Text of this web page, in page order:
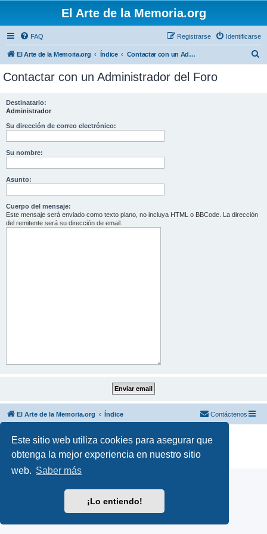
Este sitio web utiliza cookies para asegurar que
obtenga la mejor experiencia en nuestro sitio
web. Saber más
¡Lo entiendo!
El Arte de la Memoria.org
FAQ Identificarse
Registrarse
El Arte de la Memoria.org Índice Contactar con un Administrador del Foro
Contactar con un Administrador del Foro
Destinatario:
Administrador
Su dirección de correo electrónico:
Su nombre:
Asunto:
Cuerpo del mensaje:
Este mensaje será enviado como texto plano, no incluya HTML o BBCode. La dirección
del remitente será su dirección de email.
El Arte de la Memoria.org Índice Contáctenos
Desarrollado por phpBB ® Forum Software © phpBB Limited
Traducción al español por
phpBB España
Privacidad|Condiciones